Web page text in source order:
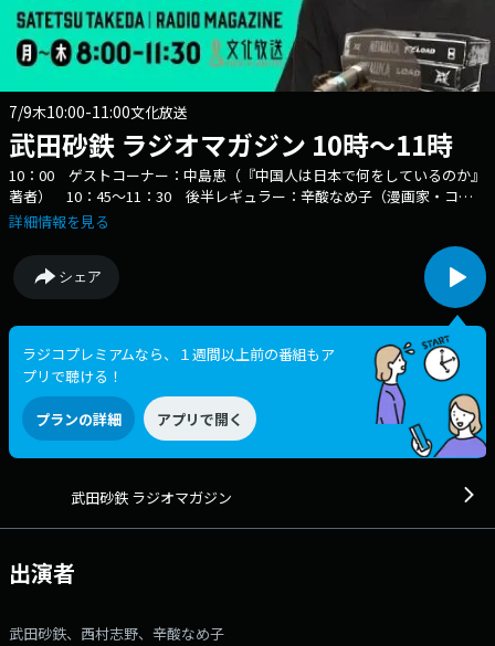
7/9木10:00-11:00文化放送
武田砂鉄 ラジオマガジン 10時～11時
10：00 ゲストコーナー：中島恵（『中国人は日本で何をしているのか』
著者） 10：45～11：30 後半レギュラー：辛酸なめ子（漫画家・コラ
ムニスト） 大事なことから大事じゃなさそうなことまで。 ライタ
ュタグ： #ラジオマガジン メール：rm@joqr.net 番組メールフォー
ム： https://form.joqr.co.jp/@rm916 X（旧Twitter）ハッシュタグは
「#ラジオマガジン」 X（旧Twitter）ページは
「https://x.com/rm_joqr」 政治、経済、芸能、カルチャー… 大
事なことから大事じゃなさそうなことまで・・・ライター武田砂鉄が”あ
なたの耳の渇きを潤す”3時間半の生ワイド番組 文化放送公式X（旧
Twitter）アカウントは「@joqrpr」 文化放送公式X（旧Twitter）ハッシ
ュタグは「#文化放送」 文化放送公式facebookページは
「https://www.facebook.com/1134joqr」 文化放送公式LINEは
「@joqr_916」
詳細情報を見る
シェア
ラジコプレミアムなら、１週間以上前の番組もア
プリで聴ける！
プランの詳細 アプリで開く
武田砂鉄 ラジオマガジン
出演者
武田砂鉄、西村志野、辛酸なめ子